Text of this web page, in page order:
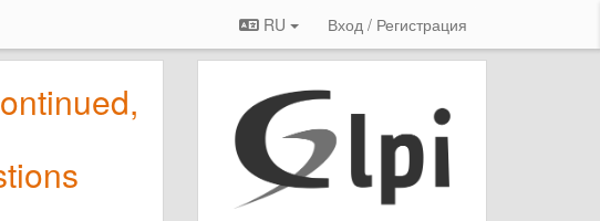
RU Вход / Регистрация